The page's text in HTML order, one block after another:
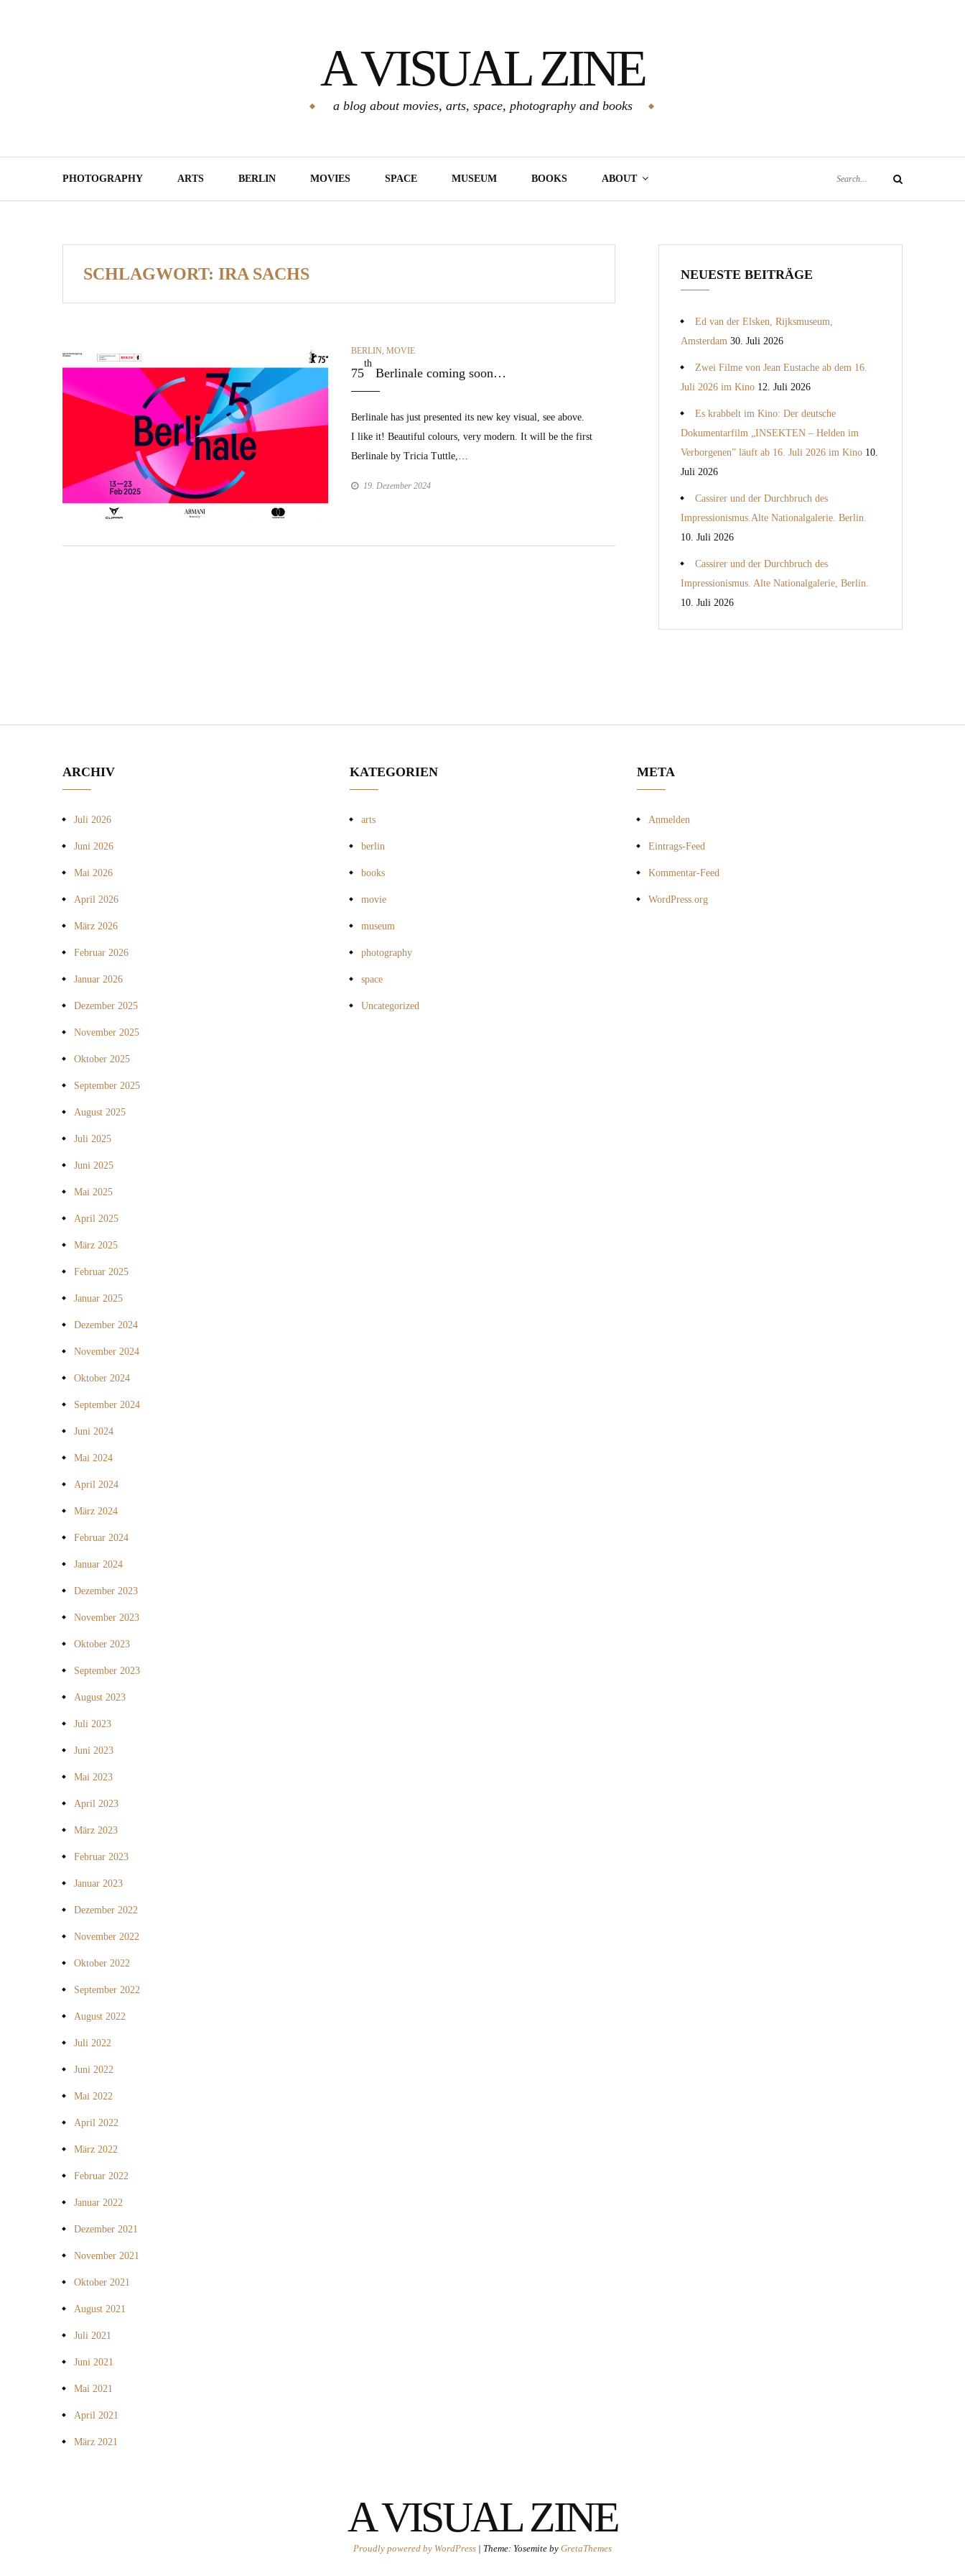
A VISUAL ZINE
a blog about movies, arts, space, photography and books
PHOTOGRAPHY ARTS BERLIN MOVIES SPACE MUSEUM BOOKS ABOUT Search
SCHLAGWORT: IRA SACHS
CATEGORIES
BERLIN, MOVIE
75
th
Berlinale coming soon…
Berli­nale has just pre­sent­ed its new key visu­al, see above.
I like it! Beau­ti­ful colours, very mod­ern. It will be the first
Berli­nale by Tri­cia Tut­tle,…
19. Dezember 2024
NEUESTE BEITRÄGE
Ed van der Elsken, Rijksmuseum,
Amsterdam 30. Juli 2026
Zwei Filme von Jean Eustache ab dem 16.
Juli 2026 im Kino 12. Juli 2026
Es krabbelt im Kino: Der deutsche
Dokumentarfilm „INSEKTEN – Helden im
Verborgenen” läuft ab 16. Juli 2026 im Kino 10.
Juli 2026
Cassirer und der Durchbruch des
Impressionismus.Alte Nationalgalerie. Berlin.
10. Juli 2026
Cassirer und der Durchbruch des
Impressionismus. Alte Nationalgalerie, Berlin.
10. Juli 2026
ARCHIV
Juli 2026
Juni 2026
Mai 2026
April 2026
März 2026
Februar 2026
Januar 2026
Dezember 2025
November 2025
Oktober 2025
September 2025
August 2025
Juli 2025
Juni 2025
Mai 2025
April 2025
März 2025
Februar 2025
Januar 2025
Dezember 2024
November 2024
Oktober 2024
September 2024
Juni 2024
Mai 2024
April 2024
März 2024
Februar 2024
Januar 2024
Dezember 2023
November 2023
Oktober 2023
September 2023
August 2023
Juli 2023
Juni 2023
Mai 2023
April 2023
März 2023
Februar 2023
Januar 2023
Dezember 2022
November 2022
Oktober 2022
September 2022
August 2022
Juli 2022
Juni 2022
Mai 2022
April 2022
März 2022
Februar 2022
Januar 2022
Dezember 2021
November 2021
Oktober 2021
August 2021
Juli 2021
Juni 2021
Mai 2021
April 2021
März 2021
KATEGORIEN
arts
berlin
books
movie
museum
photography
space
Uncategorized
META
Anmelden
Eintrags-Feed
Kommentar-Feed
WordPress.org
A VISUAL ZINE
Proudly powered by WordPress | Theme: Yosemite by GretaThemes